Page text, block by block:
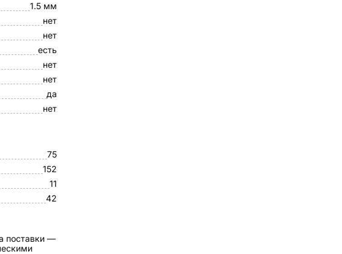
1.5 мм
нет
нет
есть
нет
нет
да
нет
75
152
11
42
поставки —